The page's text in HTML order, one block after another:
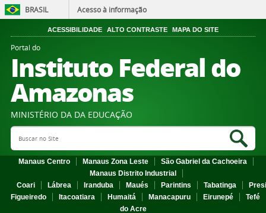
BRASIL Acesso à informação
ACESSIBILIDADE ALTO CONTRASTE MAPA DO SITE
Portal do
Instituto Federal do
Amazonas
MINISTÉRIO DA DA EDUCAÇÃO
Search Site
Manaus Centro Manaus Zona Leste
São Gabriel da Cachoeira
Manaus Distrito Industrial
Coari
Lábrea Iranduba Maués Parintins Tabatinga
Figueiredo
Itacoatiara Humaitá Manacapuru Eirunepé
Tefé
do Acre